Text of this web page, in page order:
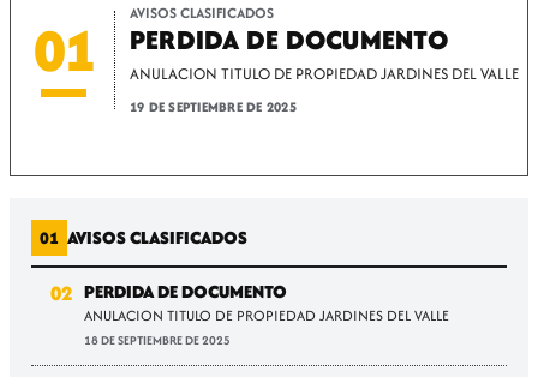
01 AVISOS CLASIFICADOS
PERDIDA DE DOCUMENTO
ANULACION TITULO DE PROPIEDAD JARDINES DEL VALLE
19 DE SEPTIEMBRE DE 2025
01 AVISOS CLASIFICADOS
02 PERDIDA DE DOCUMENTO
ANULACION TITULO DE PROPIEDAD JARDINES DEL VALLE
18 DE SEPTIEMBRE DE 2025